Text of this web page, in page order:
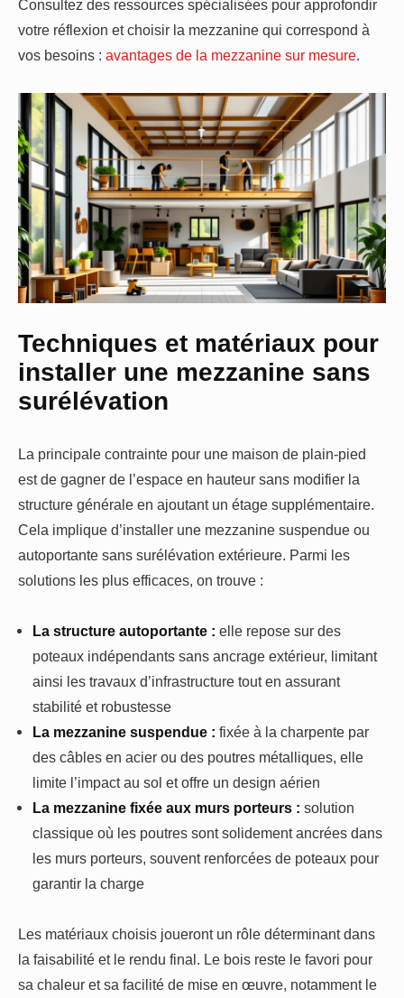
Consultez des ressources spécialisées pour approfondir
votre réflexion et choisir la mezzanine qui correspond à
vos besoins : avantages de la mezzanine sur mesure.
Techniques et matériaux pour
installer une mezzanine sans
surélévation
La principale contrainte pour une maison de plain-pied
est de gagner de l’espace en hauteur sans modifier la
structure générale en ajoutant un étage supplémentaire.
Cela implique d’installer une mezzanine suspendue ou
autoportante sans surélévation extérieure. Parmi les
solutions les plus efficaces, on trouve :
La structure autoportante : elle repose sur des
poteaux indépendants sans ancrage extérieur, limitant
ainsi les travaux d’infrastructure tout en assurant
stabilité et robustesse
La mezzanine suspendue : fixée à la charpente par
des câbles en acier ou des poutres métalliques, elle
limite l’impact au sol et offre un design aérien
La mezzanine fixée aux murs porteurs : solution
classique où les poutres sont solidement ancrées dans
les murs porteurs, souvent renforcées de poteaux pour
garantir la charge
Les matériaux choisis joueront un rôle déterminant dans
la faisabilité et le rendu final. Le bois reste le favori pour
sa chaleur et sa facilité de mise en œuvre, notamment le